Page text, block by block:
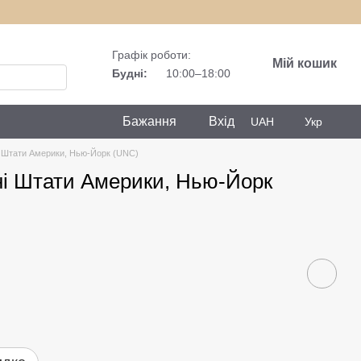
Графік роботи:
Будні:
10:00–18:00
Мій кошик
Бажання Вхід UAH Укр
Штати Америки, Нью-Йорк (UNC)
Штати Америки, Нью-Йорк